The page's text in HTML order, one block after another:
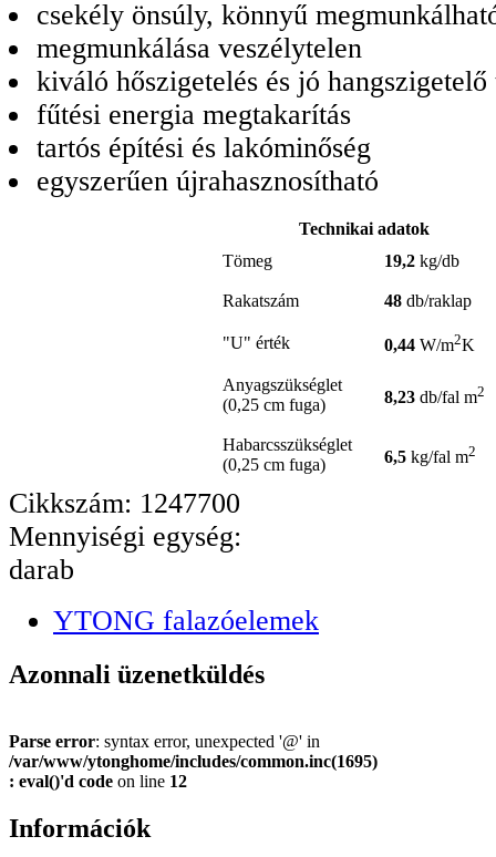
csekély önsúly, könnyű
megmunkálása veszélytelen
kiváló hőszigetelés és jó hangszigetelő
fűtési energia megtakarítás
tartós építési és lakóminőség
egyszerűen újrahasznosítható
Technikai adatok
Tömeg
19,2kg/db
Rakatszám 48db/raklap
"U" érték 0,44 W/m2K
Anyagszükséglet
(0,25 cm fuga)
8,23db/fal m2
Habarcsszükséglet
(0,25 cm fuga)
6,5 kg/fal m2
Cikkszám: 1247700
Mennyiségi egység:
darab
YTONG falazóelemek
Azonnali üzenetküldés
Parse error: syntax error, unexpected '@' in
/var/www/ytonghome/includes/common.inc(1695)
: eval()'d code on line 12
Információk